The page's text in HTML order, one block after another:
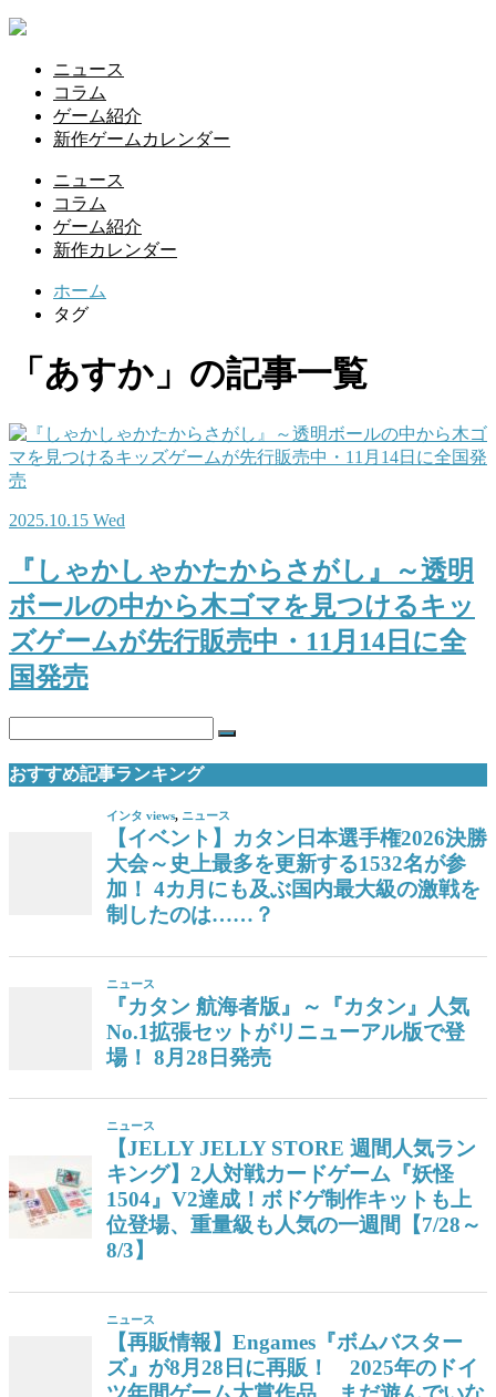
ニュース
コラム
ゲーム紹介
新作ゲームカレンダー
ニュース
コラム
ゲーム紹介
新作カレンダー
ホーム
タグ
「あすか」の記事一覧
2025.10.15 Wed
『しゃかしゃかたからさがし』～透明
ボールの中から木ゴマを見つけるキッ
ズゲームが先行販売中・11月14日に全
国発売
おすすめ記事ランキング